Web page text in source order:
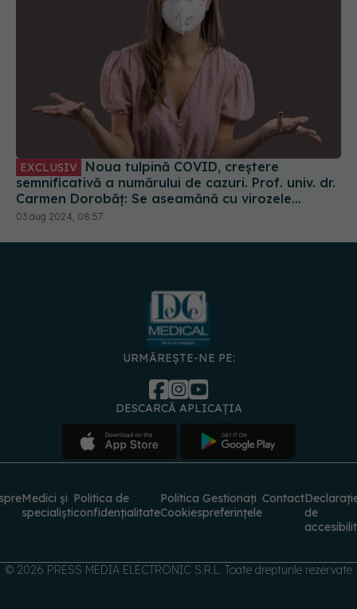
EXCLUSIV
semnificativă a numărului de cazuri. Prof. univ. dr.
Carmen Dorobăț: Se aseamănă cu virozele
respiratorii. Nu necesită tratament simptomatic
03 aug 2024, 08:57
URMĂREȘTE-NE PE:
DESCARCĂ APLICAȚIA
Medici și
specialiști
Politica de
confidențialitate
Politica
Cookies
Gestionați
preferințele
Contact
de
© 2026 PRESS MEDIA ELECTRONIC S.R.L. Toate drepturile rezervate